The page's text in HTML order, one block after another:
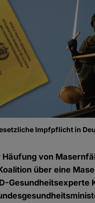
Impfpflicht in
Häufung von
über eine
Gesundheitsexperte